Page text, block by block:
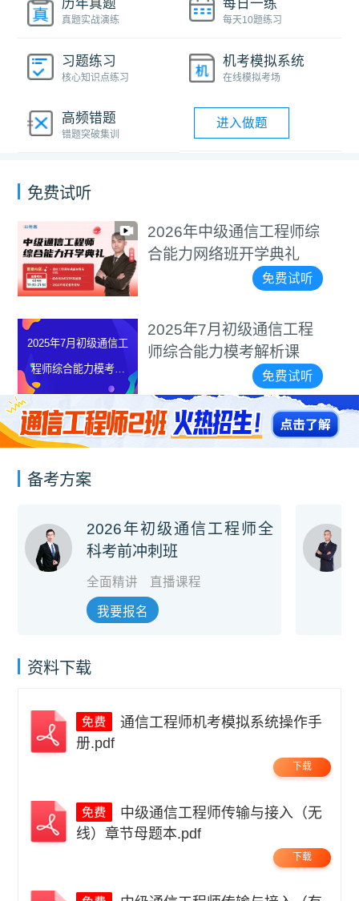
历年真题
真题实战演练
每日一练
每天10题练习
习题练习
核心知识点练习
机考模拟系统
在线模拟考场
高频错题
错题突破集训
进入做题
免费试听
2026年中级通信工程师综
合能力网络班开学典礼
免费试听
2025年7月初级通信工
程师综合能力模考解
析课
2025年7月初级通信工程
师综合能力模考解析课
免费试听
备考方案
2026年初级通信工程师全
科考前冲刺班
全面精讲 直播课程
我要报名
资料下载
通信工程师机考模拟系统操作手
册.pdf
下载
线）章节母题本.pdf
下载